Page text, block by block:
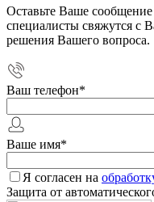
Оставьте Ваше
специалисты свяжутся с
решения Вашего вопроса.
Ваш телефон*
Ваше имя*
Я согласен на
Защита от